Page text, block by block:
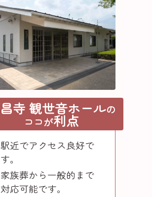
寺 観世音ホールの
ココが利点
駅近でアクセス良好で
す。
家族葬から一般的まで
対応可能です。